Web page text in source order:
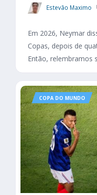
Estevão Maximo
Em 2026, Neymar
Copas, depois de
Então, relembramos
COPA DO MUNDO